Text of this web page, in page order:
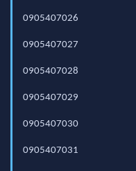
0905407026
0905407027
0905407028
0905407029
0905407030
0905407031